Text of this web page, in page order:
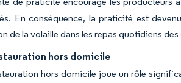
En conséquence, la praticité est
de la volaille dans les repas quotidiens
hors domicile
hors domicile joue un rôle